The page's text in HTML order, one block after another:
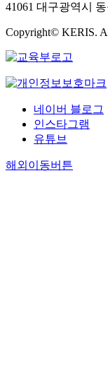
41061 대구광역시
Copyright© KERIS.
네이버 블로그
인스타그램
유튜브
해외이동버튼